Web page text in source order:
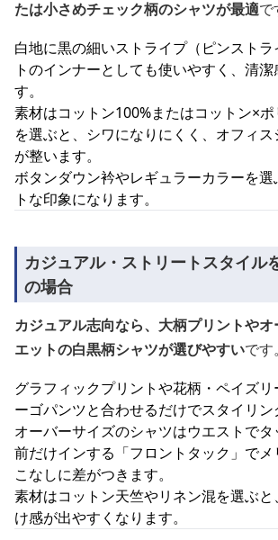
たは小さめチェック柄のシャツが最適で
白地に黒の細いストライプ（ピンスト
トのインナーとしても使いやすく、清潔
す。
素材はコットン100%またはコットン×
を選ぶと、シワになりにくく、オフィス
が整います。
ボタンダウン衿やレギュラーカラーを
トな印象になります。
カジュアル・ストリートスタイル
の場合
カジュアル志向なら、大柄プリントや
エットの白黒柄シャツが選びやすいです。
グラフィックプリントや花柄・ペイズ
ーゴパンツと合わせるだけでスタイリン
オーバーサイズのシャツはウエストでタ
前だけインする「フロントタック」で
こなしに差がつきます。
素材はコットン天竺やリネン混を選ぶ
け感が出やすくなります。